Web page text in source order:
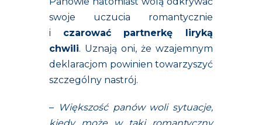
swoje uczucia romantycznie
i czarować partnerkę liryką
chwili. Uznają oni, że wzajemnym
deklaracjom powinien towarzyszyć
szczególny nastrój.
– Większość panów woli sytuacje,